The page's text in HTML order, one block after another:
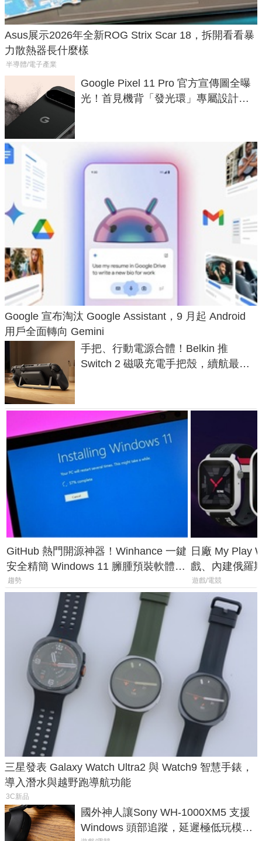
Asus展示2026年全新ROG Strix Scar 18，拆開看看暴
力散熱器長什麼樣
半導體/電子產業
Google Pixel 11 Pro 官方宣傳圖全曝
光！首見機背「發光環」專屬設計、
Google 宣布淘汰 Google Assistant，9 月起 Android
用戶全面轉向 Gemini
手把、行動電源合體！Belkin 推
Switch 2 磁吸充電手把殼，續航最高
GitHub 熱門開源神器！Winhance 一鍵
安全精簡 Windows 11 臃腫預裝軟體與
後台追蹤
趨勢
日廠 My Play
戲、內建俄羅
過竟然不能連
遊戲/電競
三星發表 Galaxy Watch Ultra2 與 Watch9 智慧手錶，
導入潛水與越野跑導航功能
3C新品
國外神人讓Sony WH-1000XM5 支援
Windows 頭部追蹤，延遲極低玩模擬